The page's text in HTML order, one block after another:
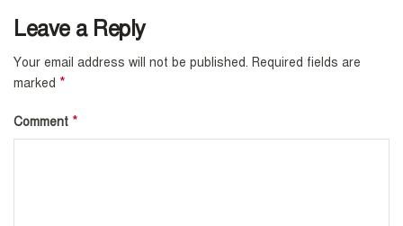
Leave a Reply
Your email address will not be published. Required fields are
marked *
Comment *